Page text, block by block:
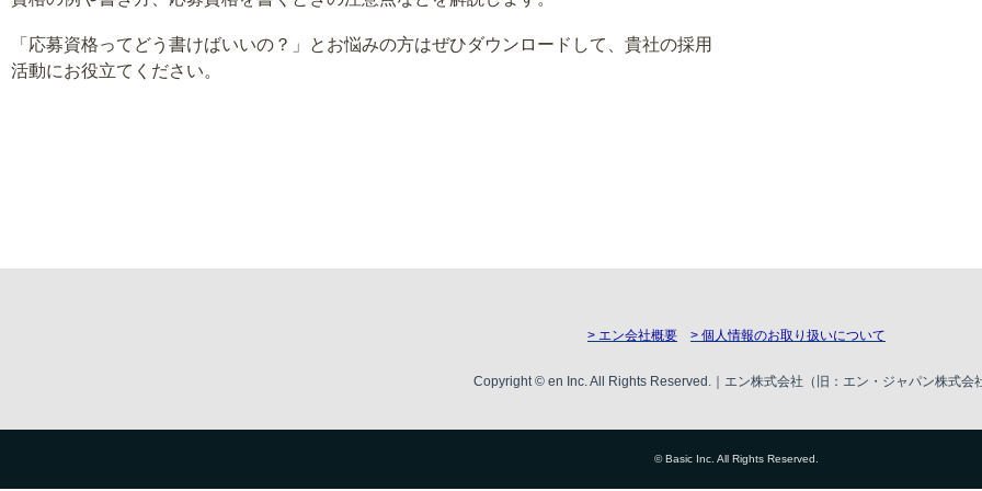
「応募資格ってどう書けばいいの？」とお悩みの方はぜひダウンロードして、貴社の採用
活動にお役立てください。
> エン会社概要 > 個人情報のお取り扱いについて
Copyright © en Inc. All Rights Reserved.｜エン株式会社（旧：エン・ジャパン株式会
© Basic Inc. All Rights Reserved.